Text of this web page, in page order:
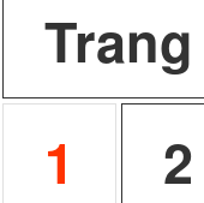
1
2